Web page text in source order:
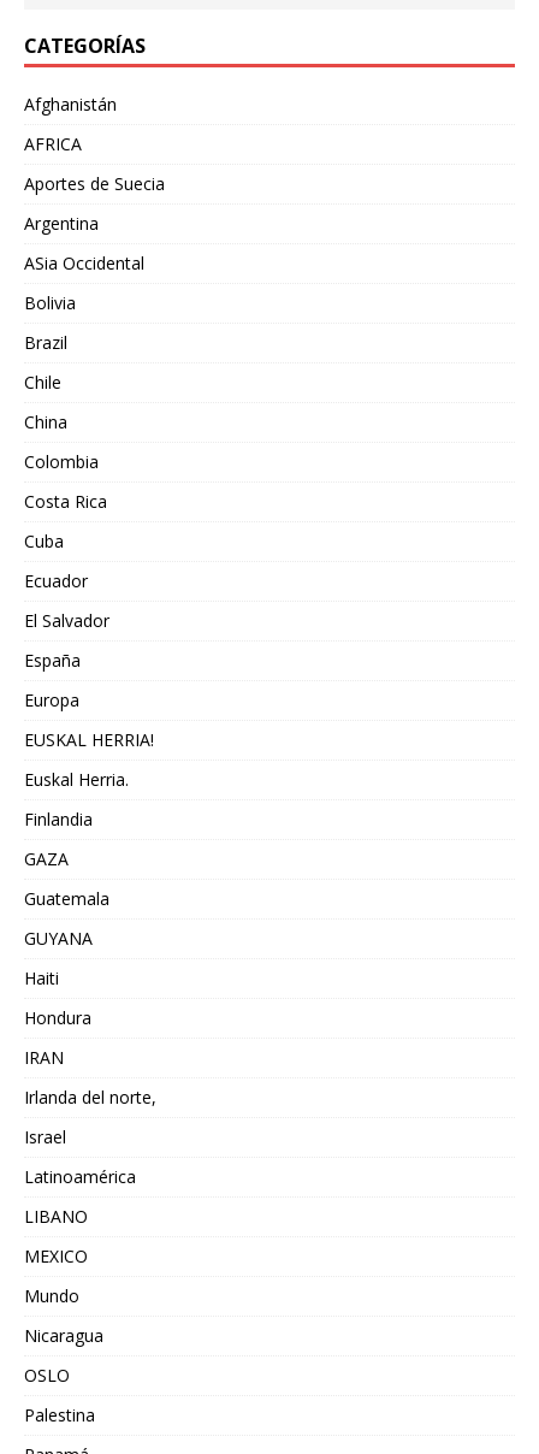
CATEGORÍAS
Afghanistán
AFRICA
Aportes de Suecia
Argentina
ASia Occidental
Bolivia
Brazil
Chile
China
Colombia
Costa Rica
Cuba
Ecuador
El Salvador
España
Europa
EUSKAL HERRIA!
Euskal Herria.
Finlandia
GAZA
Guatemala
GUYANA
Haiti
Hondura
IRAN
Irlanda del norte,
Israel
Latinoamérica
LIBANO
MEXICO
Mundo
Nicaragua
OSLO
Palestina